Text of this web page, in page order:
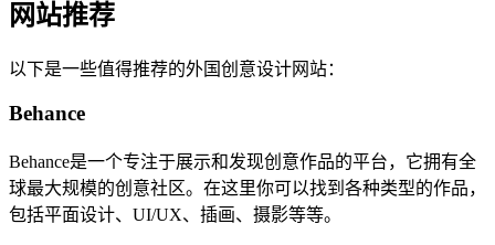
网站推荐
以下是一些值得推荐的外国创意设计网站：
Behance
Behance是一个专注于展示和发现创意作品的平台，它拥有全
球最大规模的创意社区。在这里你可以找到各种类型的作品，
包括平面设计、UI/UX、插画、摄影等等。